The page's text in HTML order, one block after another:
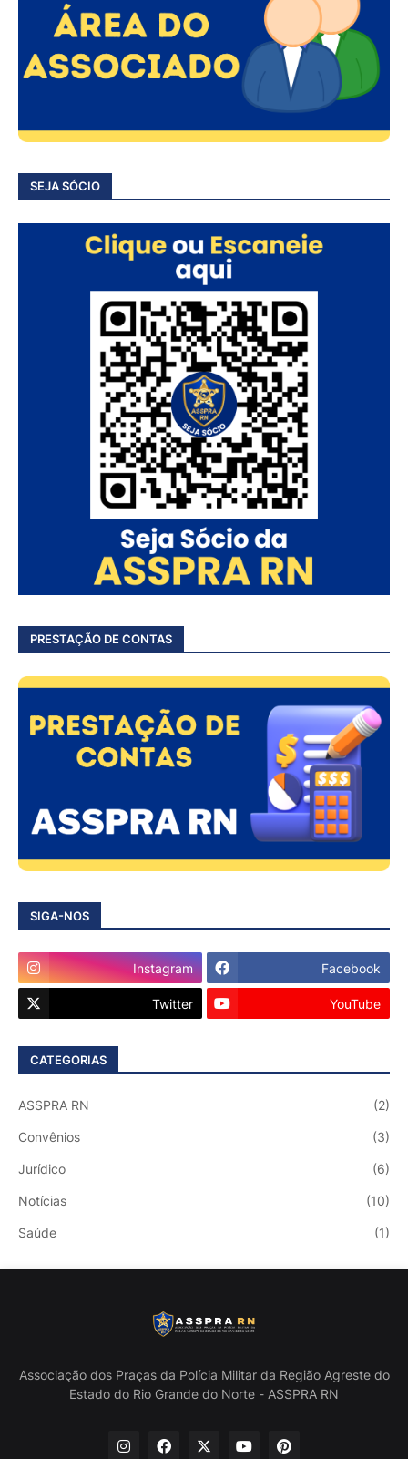
SEJA SÓCIO
PRESTAÇÃO DE CONTAS
SIGA-NOS
Instagram Facebook
Twitter YouTube
CATEGORIAS
ASSPRA RN (2)
Convênios (3)
Jurídico (6)
Notícias (10)
Saúde (1)
Associação dos Praças da Polícia Militar da Região Agreste do
Estado do Rio Grande do Norte - ASSPRA RN